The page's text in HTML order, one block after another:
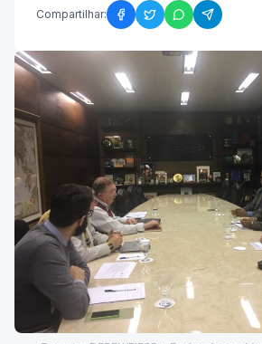
Compartilhar: